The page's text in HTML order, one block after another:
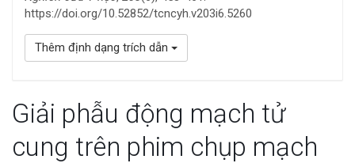
https://doi.org/10.52852/tcncyh.v203i6.5260
Thêm định dạng trích dẫn
Giải phẫu động mạch tử
cung trên phim chụp mạch